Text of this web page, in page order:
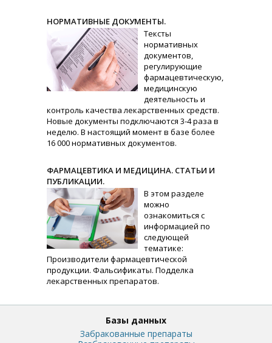
НОРМАТИВНЫЕ ДОКУМЕНТЫ.
Тексты
нормативных
документов,
регулирующие
фармацевтическую,
медицинскую
деятельность и
контроль качества лекарственных средств.
Новые документы подключаются 3-4 раза в
неделю. В настоящий момент в базе более
16 000 нормативных документов.
ФАРМАЦЕВТИКА И МЕДИЦИНА. СТАТЬИ И
ПУБЛИКАЦИИ.
В этом разделе
можно
ознакомиться с
информацией по
следующей
тематике:
Производители фармацевтической
продукции. Фальсификаты. Подделка
лекарственных препаратов.
Базы данных
Забракованные препараты